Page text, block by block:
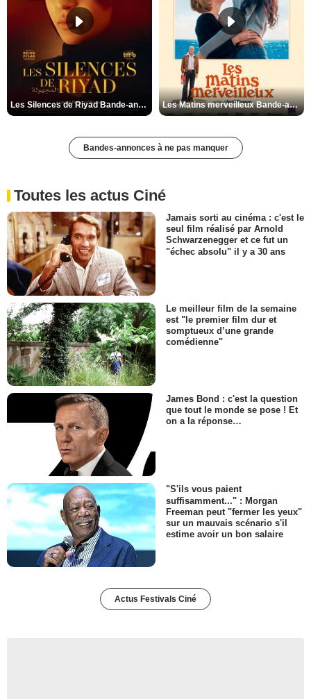
Les Silences de Riyad Bande-annonce VO STFR Les Matins merveilleux Bande-annonce VF
Bandes-annonces à ne pas manquer
Toutes les actus Ciné
Jamais sorti au cinéma : c'est le
seul film réalisé par Arnold
Schwarzenegger et ce fut un
"échec absolu" il y a 30 ans
Le meilleur film de la semaine
est "le premier film dur et
somptueux d’une grande
comédienne"
James Bond : c'est la question
que tout le monde se pose ! Et
on a la réponse…
"S'ils vous paient
suffisamment..." : Morgan
Freeman peut "fermer les yeux"
sur un mauvais scénario s'il
estime avoir un bon salaire
Actus Festivals Ciné